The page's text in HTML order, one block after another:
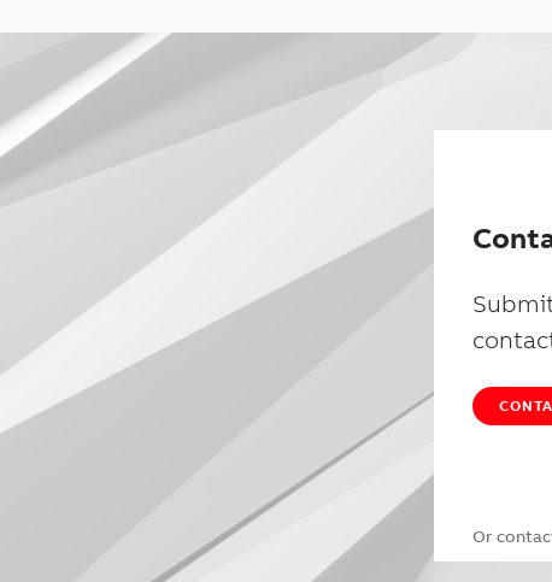
Or